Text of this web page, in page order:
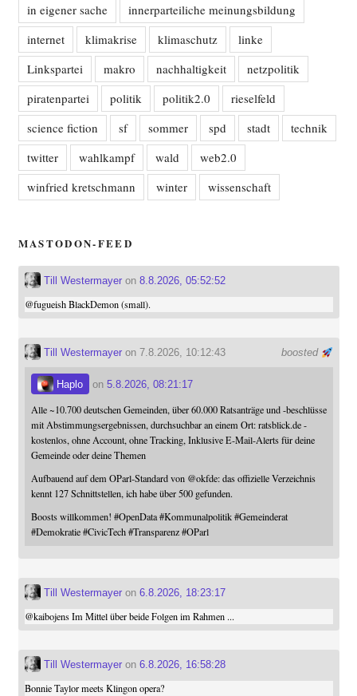
in eigener sache
innerparteiliche meinungsbildung
internet
klimakrise klimaschutz
linke
Linkspartei
makro nachhaltigkeit
netzpolitik
piratenpartei
politik politik2.0
rieselfeld
science fiction
sf sommer spd stadt
technik
twitter
wahlkampf wald
web2.0
winfried kretschmann
winter wissenschaft
MASTODON-FEED
Till Westermayeron 8.8.2026, 05:52:52
@fugueishBlackDemon (small).
boosted
Till Westermayeron 7.8.2026, 10:12:43
Haplo on 5.8.2026, 08:21:17
Alle ~10.700 deutschen Gemeinden, über 60.000 Ratsanträge und -beschlüsse
mit Abstimmungsergebnissen, durchsuchbar an einem Ort: ratsblick.de -
kostenlos, ohne Account, ohne Tracking, Inklusive E-Mail-Alerts für deine
Gemeinde oder deine Themen
Aufbauend auf dem OParl-Standard von @okfde: das offizielle Verzeichnis
kennt 127 Schnittstellen, ich habe über 500 gefunden.
Boosts willkommen! #OpenData #Kommunalpolitik #Gemeinderat
#Demokratie #CivicTech #Transparenz #OParl
Till Westermayeron 6.8.2026, 18:23:17
@kaibojensIm Mittel über beide Folgen im Rahmen ...
Till Westermayeron 6.8.2026, 16:58:28
Bonnie Taylor meets Klingon opera?